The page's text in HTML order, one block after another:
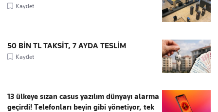
Kaydet
50 BİN TL TAKSİT, 7 AYDA TESLİM
Kaydet
13 ülkeye sızan casus yazılım dünyayı alarma
geçirdi! Telefonları beyin gibi yönetiyor, tek